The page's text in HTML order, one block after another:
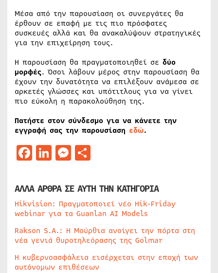
Μέσα από την παρουσίαση οι συνεργάτες θα
έρθουν σε επαφή με τις πιο πρόσφατες
συσκευές αλλά και θα ανακαλύψουν στρατηγικές
για την επιχείρηση τους.
Η παρουσίαση θα πραγματοποιηθεί σε δύο
μορφές. Όσοι λάβουν μέρος στην παρουσίαση θα
έχουν την δυνατότητα να επιλέξουν ανάμεσα σε
αρκετές γλώσσες και υπότιτλους για να γίνει
πιο εύκολη η παρακολούθηση της.
Πατήστε στον σύνδεσμο για να κάνετε την
εγγραφή σας την παρουσίαση εδώ.
Facebook
LinkedIn
Messenger
ΑΛΛΑ ΑΡΘΡΑ ΣΕ ΑΥΤΗ ΤΗΝ ΚΑΤΗΓΟΡΙΑ
Hikvision: Πραγματοποιεί νέο Hik-Friday
webinar για τα Guanlan AI Models
Rakson S.A.: Η Μούρθια ανοίγει την πόρτα στη
νέα γενιά θυροτηλεόρασης της Golmar
Η κυβερνοασφάλεια εισέρχεται στην εποχή των
αυτόνομων επιθέσεων